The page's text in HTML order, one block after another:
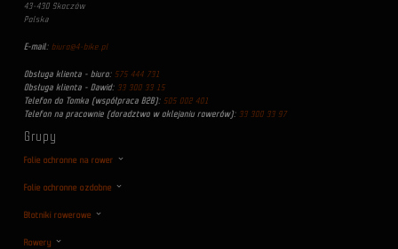
43-430 Skoczów
Polska
E-mail: biuro@4-bike.pl
Obsługa klienta - biuro: 575 444 731
Obsługa klienta - Dawid: 33 300 33 15
Telefon do Tomka (współpraca B2B): 505 002 401
Telefon na pracownie (doradztwo w oklejaniu rowerów): 33 300 33 97
Grupy
Folie ochronne na rower
Folie ochronne ozdobne
Błotniki rowerowe
Rowery